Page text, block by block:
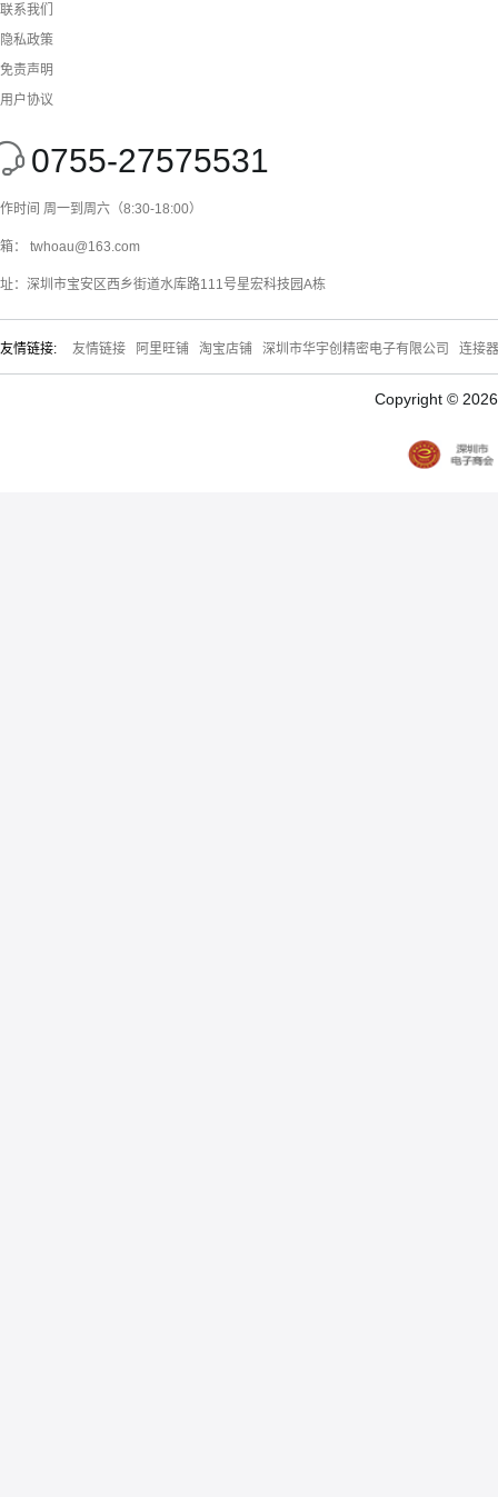
联系我们
隐私政策
免责声明
用户协议
0755-27575531
时间 周一到周六（8:30-18:00）
： twhoau@163.com
：深圳市宝安区西乡街道水库路111号星宏科技园A栋
友情链接: 友情链接 阿里旺铺 淘宝店铺 深圳市华宇创精密电子有限公司 连接
Copyright ©